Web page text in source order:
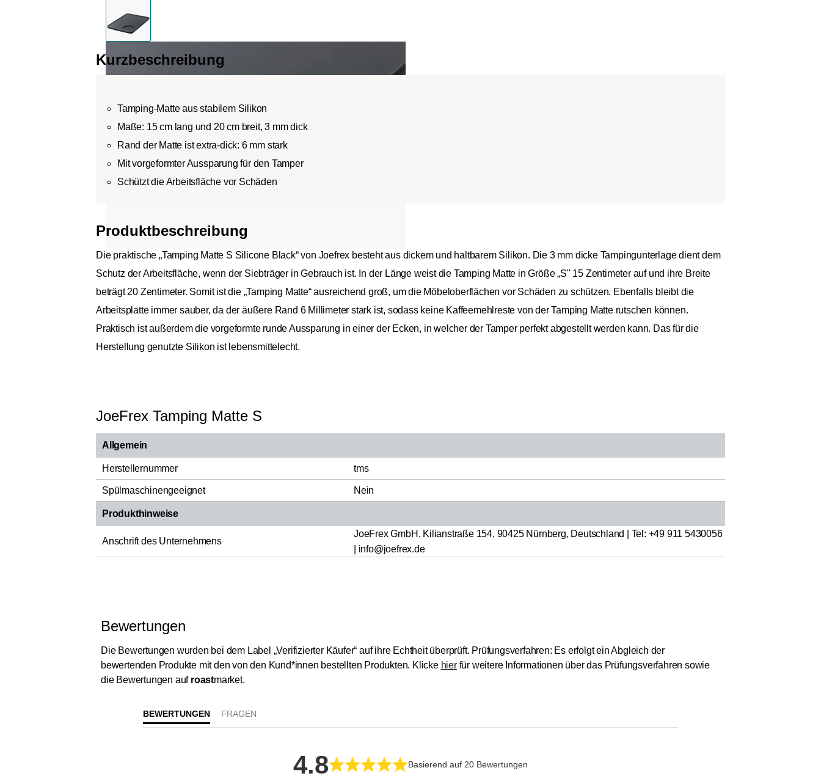
Kurzbeschreibung
Tamping-Matte aus stabilem Silikon
Maße: 15 cm lang und 20 cm breit, 3 mm dick
Rand der Matte ist extra-dick: 6 mm stark
Mit vorgeformter Aussparung für den Tamper
Schützt die Arbeitsfläche vor Schäden
Produktbeschreibung
Die praktische „Tamping Matte S Silicone Black“ von Joefrex besteht aus dickem und haltbarem Silikon. Die 3 mm dicke Tampingunterlage dient dem
Schutz der Arbeitsfläche, wenn der Siebträger in Gebrauch ist. In der Länge weist die Tamping Matte in Größe „S" 15 Zentimeter auf und ihre Breite
beträgt 20 Zentimeter. Somit ist die „Tamping Matte“ ausreichend groß, um die Möbeloberflächen vor Schäden zu schützen. Ebenfalls bleibt die
Arbeitsplatte immer sauber, da der äußere Rand 6 Millimeter stark ist, sodass keine Kaffeemehlreste von der Tamping Matte rutschen können.
Praktisch ist außerdem die vorgeformte runde Aussparung in einer der Ecken, in welcher der Tamper perfekt abgestellt werden kann. Das für die
Herstellung genutzte Silikon ist lebensmittelecht.
JoeFrex Tamping Matte S
Allgemein
Herstellernummer tms
Spülmaschinengeeignet Nein
Produkthinweise
Anschrift des Unternehmens
JoeFrex GmbH, Kilianstraße 154, 90425 Nürnberg, Deutschland | Tel: +49 911 5430056
| info@joefrex.de
Bewertungen
Die Bewertungen wurden bei dem Label „Verifizierter Käufer“ auf ihre Echtheit überprüft. Prüfungsverfahren: Es erfolgt ein Abgleich der
bewertenden Produkte mit den von den Kund*innen bestellten Produkten. Klicke hierfür weitere Informationen über das Prüfungsverfahren sowie
die Bewertungen auf roastmarket.
BEWERTUNGEN
4.8 Basierend auf 20 Bewertungen